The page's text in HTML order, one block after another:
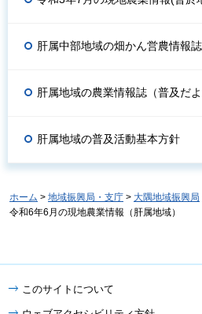
肝属中部地域の畑かん営農情報
肝属地域の農業情報誌（普及だよ
肝属地域の普及活動基本方針
ホーム > 地域振興局・支庁 > 大隅地域振興局
令和6年6月の現地農業情報（肝属地域）
このサイトについて